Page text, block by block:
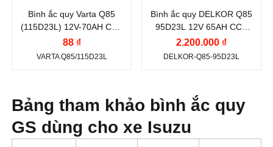
Dòng khởi động
CCA (A):
Battery)
Vị trí cọc:
Cọc nghịch
L
Bình ắc quy Varta Q85
(115D23L) 12V-70AH CCA
660A
88 ₫
VARTA Q85/115D23L
Dòng khởi động
CCA (A):
Battery)
L
Bình ắc quy DELKOR Q85
95D23L 12V 65AH CCA
620A
2.200.000 ₫
DELKOR-Q85-95D23L
Bảng tham khảo bình ắc quy
GS dùng cho xe Isuzu